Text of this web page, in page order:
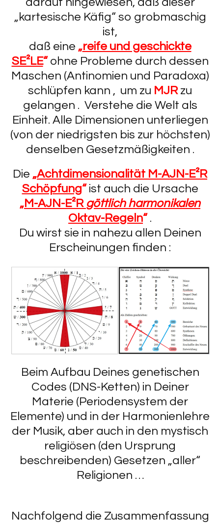
„kartesische Käfig“ so grobmaschig
ist,
daß eine „reife und geschickte
SE²LE“ ohne Probleme durch dessen
Maschen (Antinomien und Paradoxa)
schlüpfen kann , um zu MJR zu
gelangen . Verstehe die Welt als
Einheit. Alle Dimensionen unterliegen
(von der niedrigsten bis zur höchsten)
denselben Gesetzmäßigkeiten .
Die „Achtdimensionalität M-AJN-E²R
Schöpfung“ ist auch die Ursache
„M-AJN-E²R göttlich harmonikalen
Oktav-Regeln“ .
Du wirst sie in nahezu allen Deinen
Erscheinungen finden :
Beim Aufbau Deines genetischen
Codes (DNS-Ketten) in Deiner
Materie (Periodensystem der
Elemente) und in der Harmonienlehre
der Musik, aber auch in den mystisch
religiösen (den Ursprung
beschreibenden) Gesetzen „aller“
Religionen …
Nachfolgend die Zusammenfassung